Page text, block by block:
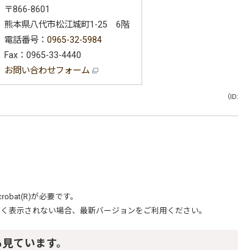
〒866-8601
熊本県八代市松江城町1-25 6階
電話番号： 0965-32-5984
Fax：0965-33-4440
お問い合わせフォーム
（
が必要です。
表示されない場合、最新バージョンをご利用ください。
ています。